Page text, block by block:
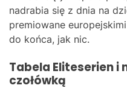
nadrabia się z dnia na
premiowane
do końca, jak nic.
Tabela Eliteserien i
czołówką